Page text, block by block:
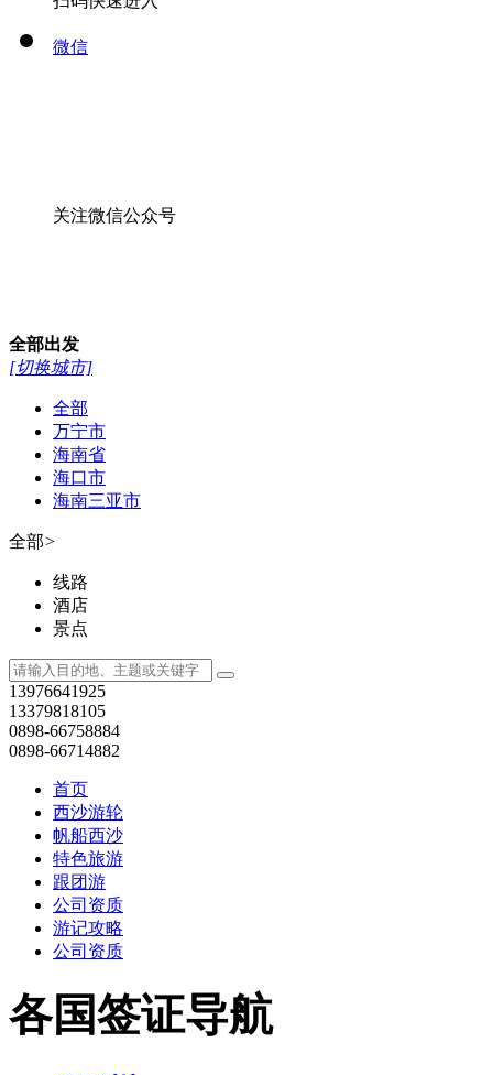
全部
出发
海南三亚市
景点
13976641925
13379818105
0898-66758884
0898-66714882
首页
帆船西沙
跟团游
公司资质
游记攻略
公司资质
各国签证导航
亚洲
朝鲜
文莱
巴基斯坦
缅甸